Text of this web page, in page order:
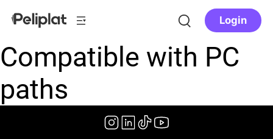
Login
Compatible with PC
paths